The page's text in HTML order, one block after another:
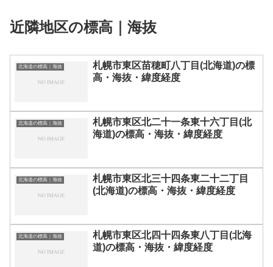
近隣地区の標高｜海抜
北海道の標高｜海抜
札幌市東区苗穂町八丁目(北海道)の標
高・海抜・緯度経度
北海道の標高｜海抜
札幌市東区北二十一条東十六丁目(北
海道)の標高・海抜・緯度経度
北海道の標高｜海抜
札幌市東区北三十四条東二十二丁目
(北海道)の標高・海抜・緯度経度
北海道の標高｜海抜
札幌市東区北四十四条東八丁目(北海
道)の標高・海抜・緯度経度